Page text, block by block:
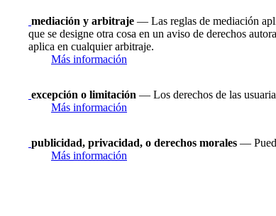
mediación y arbitraje — Las reglas de mediación
que se designe otra cosa en un aviso de derechos
aplica en cualquier arbitraje.
Más información
excepción o limitación — Los derechos de las
Más información
publicidad, privacidad, o derechos morales —
Más información